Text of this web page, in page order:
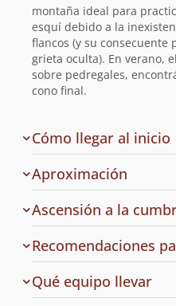
ruta
montaña ideal para
esquí debido a la
flancos (y su consecuente
grieta oculta). En verano,
sobre pedregales,
cono final.
Cómo llegar al inicio
Aproximación
Ascensión a la
Recomendaciones
Qué equipo llevar